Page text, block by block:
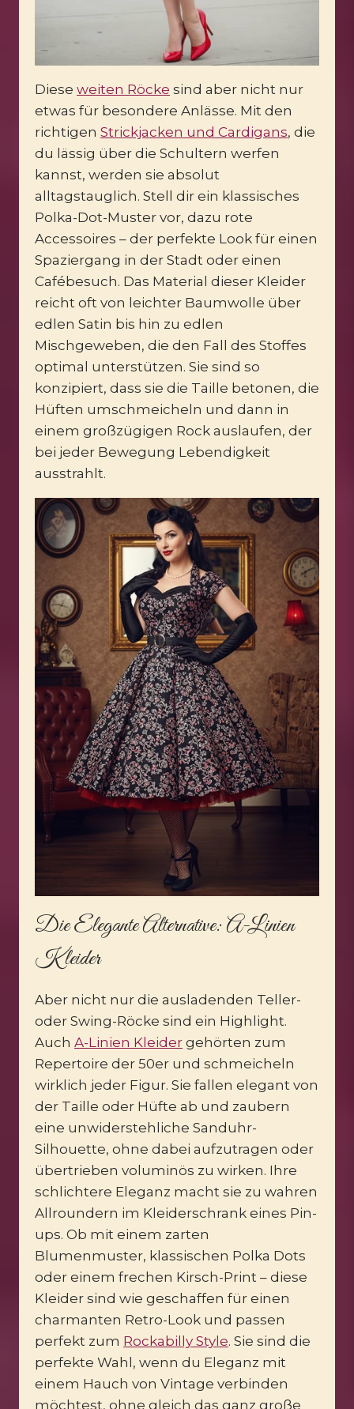
Diese weiten Röcke sind aber nicht nur
etwas für besondere Anlässe. Mit den
richtigen Strickjacken und Cardigans, die
du lässig über die Schultern werfen
kannst, werden sie absolut
alltagstauglich. Stell dir ein klassisches
Polka-Dot-Muster vor, dazu rote
Accessoires – der perfekte Look für einen
Spaziergang in der Stadt oder einen
Cafébesuch. Das Material dieser Kleider
reicht oft von leichter Baumwolle über
edlen Satin bis hin zu edlen
Mischgeweben, die den Fall des Stoffes
optimal unterstützen. Sie sind so
konzipiert, dass sie die Taille betonen, die
Hüften umschmeicheln und dann in
einem großzügigen Rock auslaufen, der
bei jeder Bewegung Lebendigkeit
ausstrahlt.
Die Elegante Alternative: A-Linien
Kleider
Aber nicht nur die ausladenden Teller-
oder Swing-Röcke sind ein Highlight.
Auch A-Linien Kleider gehörten zum
Repertoire der 50er und schmeicheln
wirklich jeder Figur. Sie fallen elegant von
der Taille oder Hüfte ab und zaubern
eine unwiderstehliche Sanduhr-
Silhouette, ohne dabei aufzutragen oder
übertrieben voluminös zu wirken. Ihre
schlichtere Eleganz macht sie zu wahren
Allroundern im Kleiderschrank eines Pin-
ups. Ob mit einem zarten
Blumenmuster, klassischen Polka Dots
oder einem frechen Kirsch-Print – diese
Kleider sind wie geschaffen für einen
charmanten Retro-Look und passen
perfekt zum Rockabilly Style. Sie sind die
perfekte Wahl, wenn du Eleganz mit
einem Hauch von Vintage verbinden
möchtest, ohne gleich das ganz große